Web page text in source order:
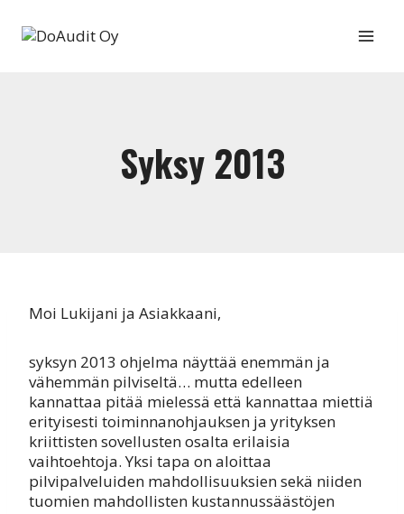
sisältöön
Syksy 2013
Moi Lukijani ja Asiakkaani,
syksyn 2013 ohjelma näyttää enemmän ja
vähemmän pilviseltä… mutta edelleen
kannattaa pitää mielessä että kannattaa miettiä
erityisesti toiminnanohjauksen ja yrityksen
kriittisten sovellusten osalta erilaisia
vaihtoehtoja. Yksi tapa on aloittaa
pilvipalveluiden mahdollisuuksien sekä niiden
tuomien mahdollisten kustannussäästöjen